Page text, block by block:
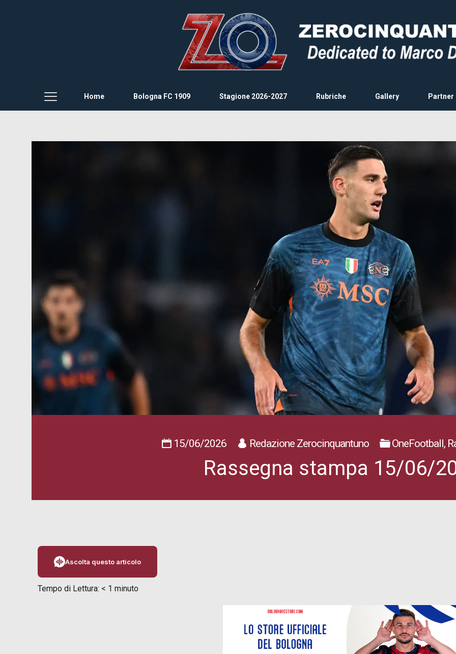
Home Bologna FC 1909 Stagione 2026-2027 Rubriche Gallery Partner
15/06/2026 Redazione Zerocinquantuno OneFootball,
Rassegna stampa 15/06/
Ascolta questo articolo
Tempo di Lettura: < 1 minuto